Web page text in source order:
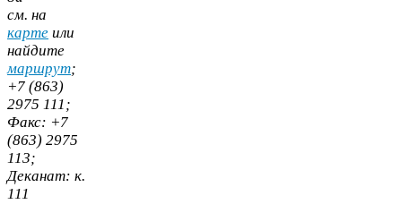
cм. на
карте или
найдите
маршрут;
+7 (863)
2975 111;
Факс: +7
(863) 2975
113;
Деканат: к.
111